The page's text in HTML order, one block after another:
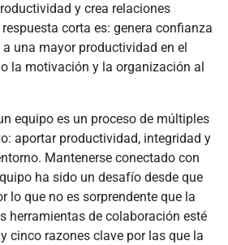
y crea relaciones
corta es: genera confianza
una mayor productividad en el
la motivación y la organización al
equipo es un proceso de múltiples
aportar productividad, integridad y
Mantenerse conectado con
ha sido un desafío desde que
lo que no es sorprendente que la
herramientas de colaboración esté
cinco razones clave por las que la